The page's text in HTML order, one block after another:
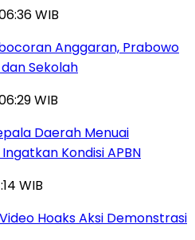
WIB
Anggaran, Prabowo
Sekolah
WIB
Daerah Menuai
Kondisi APBN
WIB
Hoaks Aksi Demonstrasi